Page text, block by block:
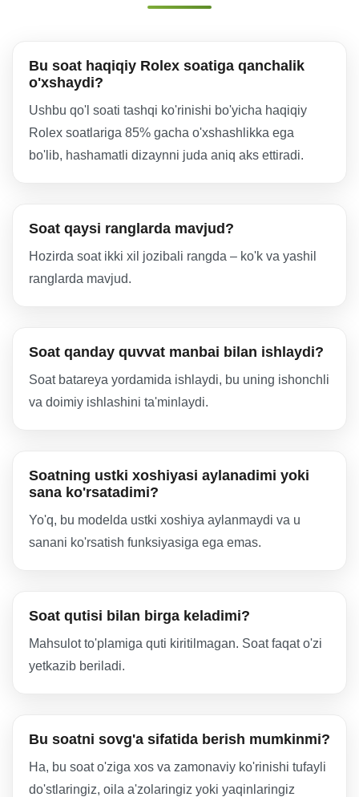
Bu soat haqiqiy Rolex soatiga qanchalik
o'xshaydi?
Ushbu qo'l soati tashqi ko'rinishi bo'yicha haqiqiy
Rolex soatlariga 85% gacha o'xshashlikka ega
bo'lib, hashamatli dizaynni juda aniq aks ettiradi.
Soat qaysi ranglarda mavjud?
Hozirda soat ikki xil jozibali rangda – ko'k va yashil
ranglarda mavjud.
Soat qanday quvvat manbai bilan ishlaydi?
Soat batareya yordamida ishlaydi, bu uning ishonchli
va doimiy ishlashini ta'minlaydi.
Soatning ustki xoshiyasi aylanadimi yoki
sana ko'rsatadimi?
Yo'q, bu modelda ustki xoshiya aylanmaydi va u
sanani ko'rsatish funksiyasiga ega emas.
Soat qutisi bilan birga keladimi?
Mahsulot to'plamiga quti kiritilmagan. Soat faqat o'zi
yetkazib beriladi.
Bu soatni sovg'a sifatida berish mumkinmi?
Ha, bu soat o'ziga xos va zamonaviy ko'rinishi tufayli
do'stlaringiz, oila a'zolaringiz yoki yaqinlaringiz